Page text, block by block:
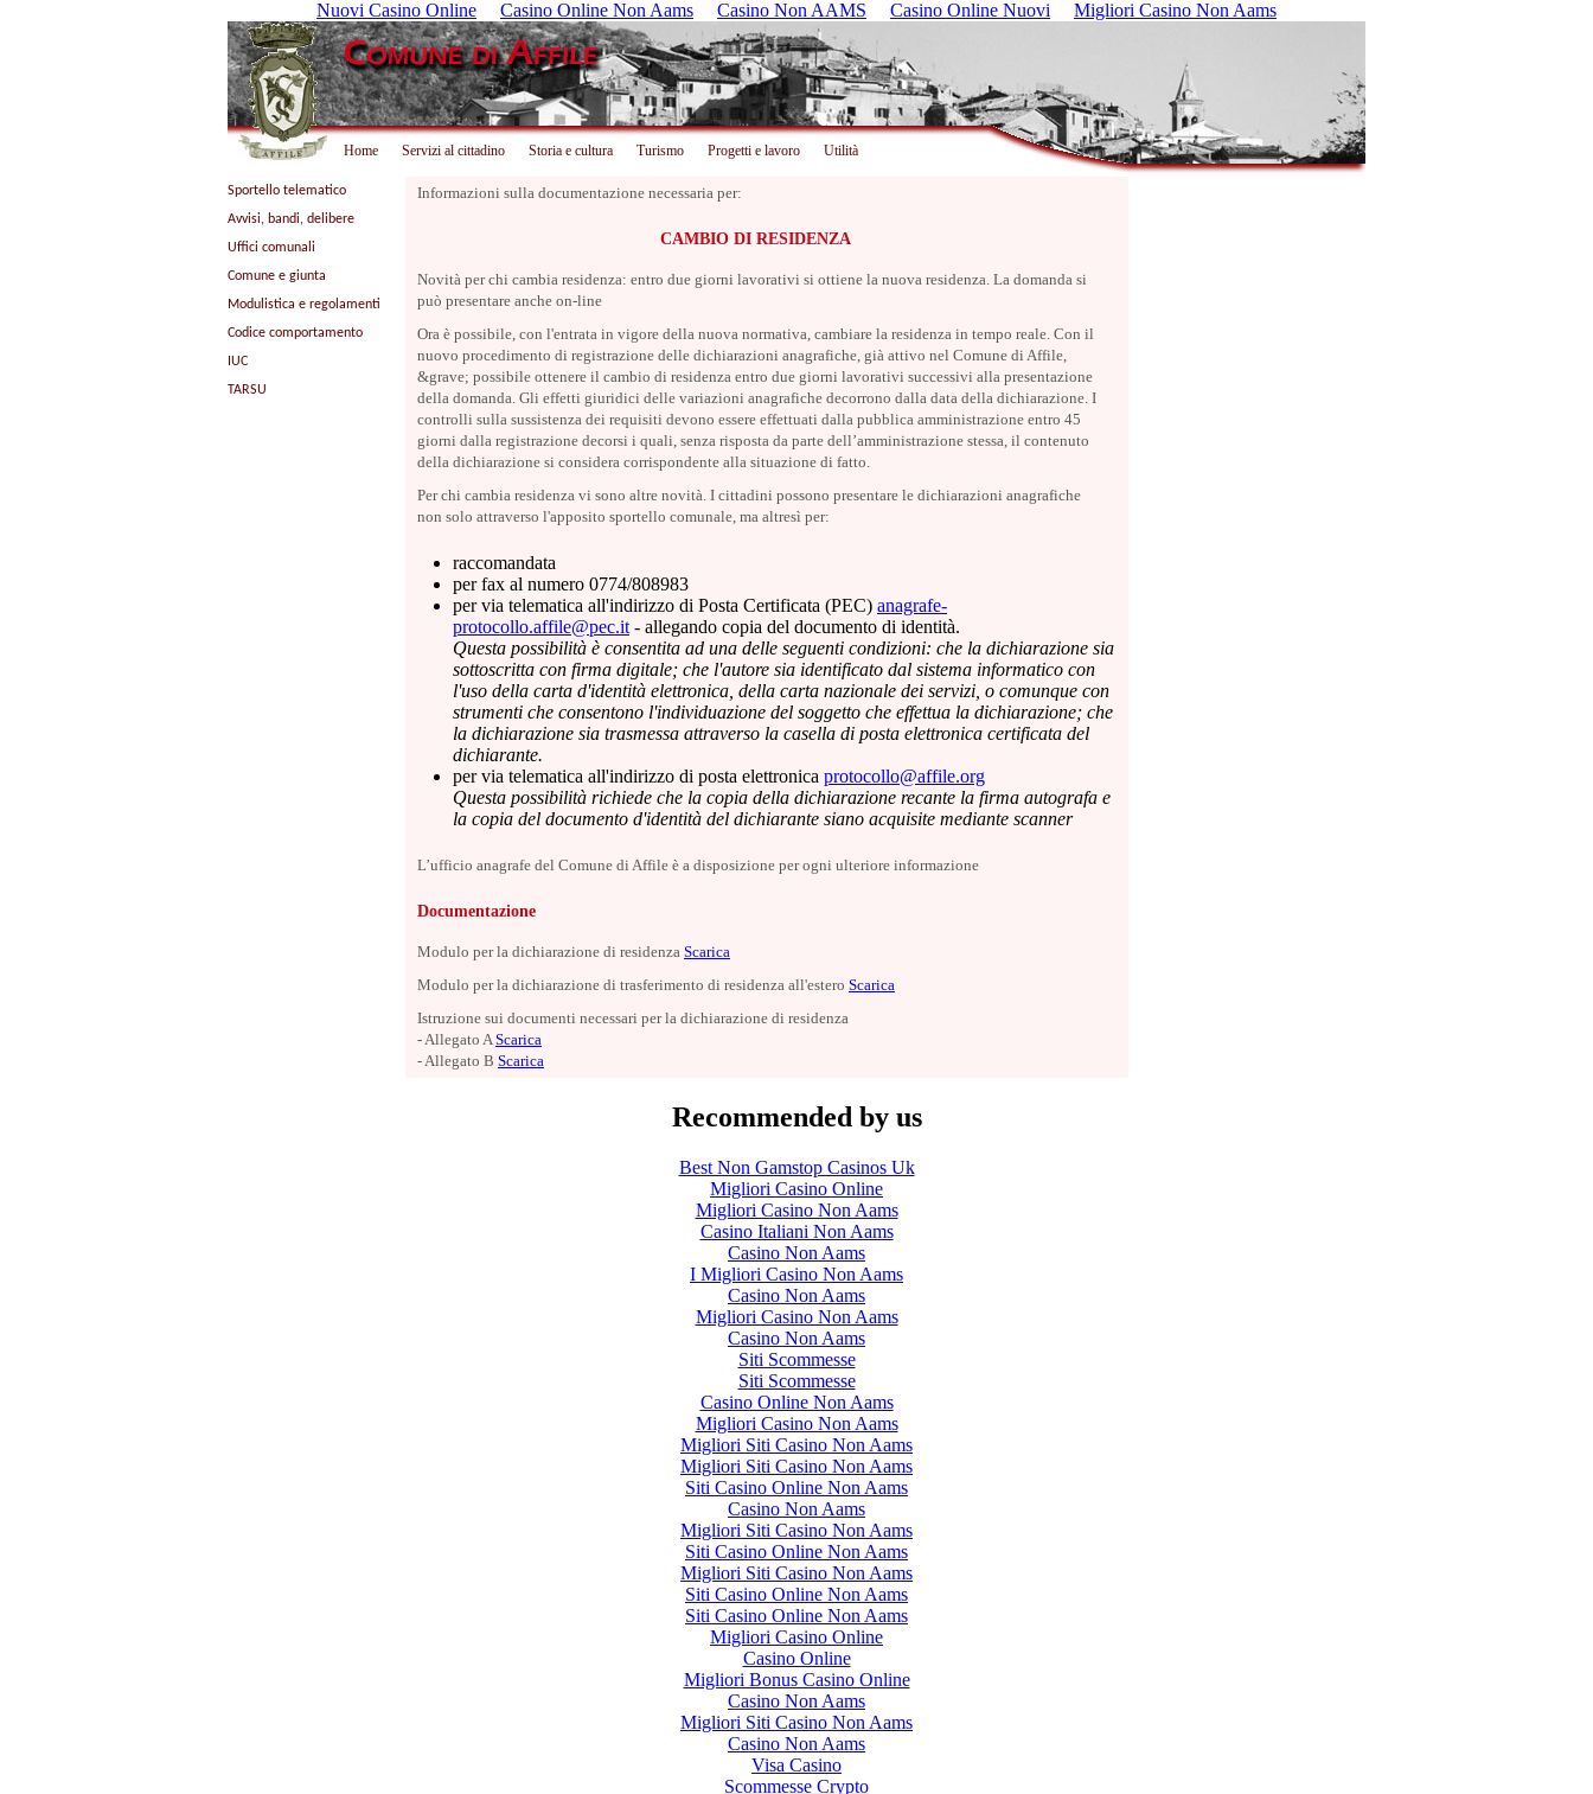
Nuovi Casino Online Casino Online Non Aams Casino Non AAMS Casino Online Nuovi Migliori Casino Non Aams
Home Servizi al cittadino Storia e cultura Turismo Progetti e lavoro Utilità
Sportello telematico
Avvisi, bandi, delibere
Uffici comunali
Comune e giunta
Modulistica e regolamenti
Codice comportamento
IUC
TARSU
Informazioni sulla documentazione necessaria per:
CAMBIO DI RESIDENZA
Novità per chi cambia residenza: entro due giorni lavorativi si ottiene la nuova residenza. La domanda si
può presentare anche on-line
Ora è possibile, con l'entrata in vigore della nuova normativa, cambiare la residenza in tempo reale. Con il
nuovo procedimento di registrazione delle dichiarazioni anagrafiche, già attivo nel Comune di Affile,
&grave; possibile ottenere il cambio di residenza entro due giorni lavorativi successivi alla presentazione
della domanda. Gli effetti giuridici delle variazioni anagrafiche decorrono dalla data della dichiarazione. I
controlli sulla sussistenza dei requisiti devono essere effettuati dalla pubblica amministrazione entro 45
giorni dalla registrazione decorsi i quali, senza risposta da parte dell’amministrazione stessa, il contenuto
della dichiarazione si considera corrispondente alla situazione di fatto.
Per chi cambia residenza vi sono altre novità. I cittadini possono presentare le dichiarazioni anagrafiche
non solo attraverso l'apposito sportello comunale, ma altresì per:
raccomandata
per fax al numero 0774/808983
per via telematica all'indirizzo di Posta Certificata (PEC) anagrafe-
protocollo.affile@pec.it - allegando copia del documento di identità.
Questa possibilità è consentita ad una delle seguenti condizioni: che la dichiarazione sia
sottoscritta con firma digitale; che l'autore sia identificato dal sistema informatico con
l'uso della carta d'identità elettronica, della carta nazionale dei servizi, o comunque con
strumenti che consentono l'individuazione del soggetto che effettua la dichiarazione; che
la dichiarazione sia trasmessa attraverso la casella di posta elettronica certificata del
dichiarante.
per via telematica all'indirizzo di posta elettronica protocollo@affile.org
Questa possibilità richiede che la copia della dichiarazione recante la firma autografa e
la copia del documento d'identità del dichiarante siano acquisite mediante scanner
L’ufficio anagrafe del Comune di Affile è a disposizione per ogni ulteriore informazione
Documentazione
Modulo per la dichiarazione di residenza Scarica
Modulo per la dichiarazione di trasferimento di residenza all'estero Scarica
Istruzione sui documenti necessari per la dichiarazione di residenza
- Allegato AScarica
- Allegato B Scarica
Recommended by us
Best Non Gamstop Casinos Uk
Migliori Casino Online
Migliori Casino Non Aams
Casino Italiani Non Aams
Casino Non Aams
I Migliori Casino Non Aams
Casino Non Aams
Migliori Casino Non Aams
Casino Non Aams
Siti Scommesse
Siti Scommesse
Casino Online Non Aams
Migliori Casino Non Aams
Migliori Siti Casino Non Aams
Migliori Siti Casino Non Aams
Siti Casino Online Non Aams
Casino Non Aams
Migliori Siti Casino Non Aams
Siti Casino Online Non Aams
Migliori Siti Casino Non Aams
Siti Casino Online Non Aams
Siti Casino Online Non Aams
Migliori Casino Online
Casino Online
Migliori Bonus Casino Online
Casino Non Aams
Migliori Siti Casino Non Aams
Casino Non Aams
Visa Casino
Scommesse Crypto